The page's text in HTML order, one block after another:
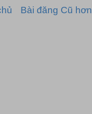
Bài đăng Cũ hơn